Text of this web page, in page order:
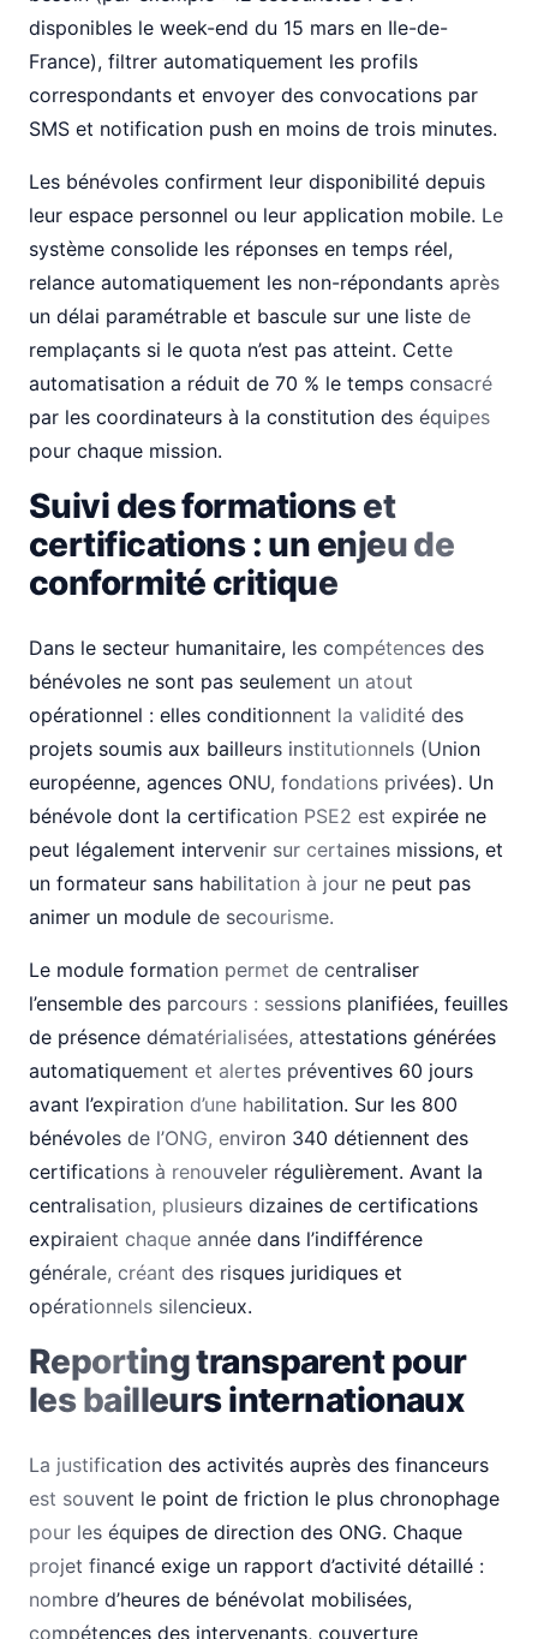
disponibles le week-end du 15 mars en Ile-de-
France), filtrer automatiquement les profils
correspondants et envoyer des convocations par
SMS et notification push en moins de trois minutes.
Les bénévoles confirment leur disponibilité depuis
leur espace personnel ou leur application mobile. Le
système consolide les réponses en temps réel,
relance automatiquement les non-répondants après
un délai paramétrable et bascule sur une liste de
remplaçants si le quota n’est pas atteint. Cette
automatisation a réduit de 70 % le temps consacré
par les coordinateurs à la constitution des équipes
pour chaque mission.
Suivi des formations et
certifications : un enjeu de
conformité critique
Dans le secteur humanitaire, les compétences des
bénévoles ne sont pas seulement un atout
opérationnel : elles conditionnent la validité des
projets soumis aux bailleurs institutionnels (Union
européenne, agences ONU, fondations privées). Un
bénévole dont la certification PSE2 est expirée ne
peut légalement intervenir sur certaines missions, et
un formateur sans habilitation à jour ne peut pas
animer un module de secourisme.
Le module formation permet de centraliser
l’ensemble des parcours : sessions planifiées, feuilles
de présence dématérialisées, attestations générées
automatiquement et alertes préventives 60 jours
avant l’expiration d’une habilitation. Sur les 800
bénévoles de l’ONG, environ 340 détiennent des
certifications à renouveler régulièrement. Avant la
centralisation, plusieurs dizaines de certifications
expiraient chaque année dans l’indifférence
générale, créant des risques juridiques et
opérationnels silencieux.
Reporting transparent pour
les bailleurs internationaux
La justification des activités auprès des financeurs
est souvent le point de friction le plus chronophage
pour les équipes de direction des ONG. Chaque
projet financé exige un rapport d’activité détaillé :
nombre d’heures de bénévolat mobilisées,
compétences des intervenants, couverture